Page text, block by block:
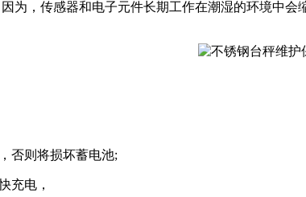
，传感器和电子元件长期工作在潮湿的环境中会
则将损坏蓄电池;
充电，